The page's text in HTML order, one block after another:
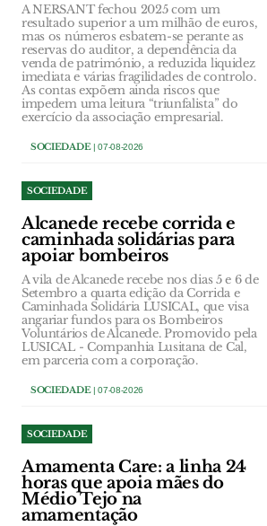
A NERSANT fechou 2025 com um
resultado superior a um milhão de euros,
mas os números esbatem-se perante as
reservas do auditor, a dependência da
venda de património, a reduzida liquidez
imediata e várias fragilidades de controlo.
As contas expõem ainda riscos que
impedem uma leitura “triunfalista” do
exercício da associação empresarial.
SOCIEDADE| 07-08-2026
SOCIEDADE
Alcanede recebe corrida e
caminhada solidárias para
apoiar bombeiros
A vila de Alcanede recebe nos dias 5 e 6 de
Setembro a quarta edição da Corrida e
Caminhada Solidária LUSICAL, que visa
angariar fundos para os Bombeiros
Voluntários de Alcanede. Promovido pela
LUSICAL - Companhia Lusitana de Cal,
em parceria com a corporação.
SOCIEDADE| 07-08-2026
SOCIEDADE
Amamenta Care: a linha 24
horas que apoia mães do
Médio Tejo na
amamentação